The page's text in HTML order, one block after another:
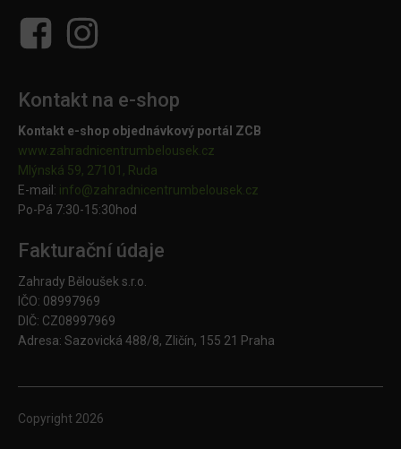
Kontakt na e-shop
Kontakt e-shop objednávkový portál ZCB
www.zahradnicentrumbelousek.cz
Mlýnská 59, 27101, Ruda
E-mail: info@zahradnicentrumbelousek.cz
Po-Pá 7:30-15:30hod
Fakturační údaje
Zahrady Běloušek s.r.o.
IČO: 08997969
DIČ: CZ08997969
Adresa: Sazovická 488/8, Zličín, 155 21 Praha
Copyright 2026